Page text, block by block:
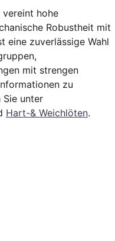
vereint hohe
Robustheit mit
eine zuverlässige Wahl
mit strengen
zu
unter
Hart-& Weichlöten.